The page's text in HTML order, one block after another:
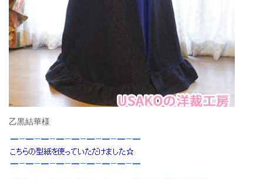
乙黒結華様